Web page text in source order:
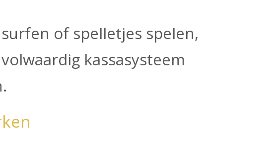
of spelletjes spelen,
kassasysteem